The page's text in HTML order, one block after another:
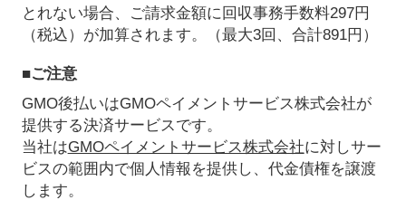
とれない場合、ご請求金額に回収事務手数料297円
（税込）が加算されます。（最大3回、合計891円）
■ご注意
GMO後払いはGMOペイメントサービス株式会社が
提供する決済サービスです。
当社はGMOペイメントサービス株式会社に対しサー
ビスの範囲内で個人情報を提供し、代金債権を譲渡
します。